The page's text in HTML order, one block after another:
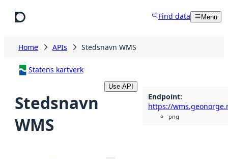
Find data Menu
Home APIs Stedsnavn WMS
Statens kartverk
Stedsnavn
WMS
Use API
Endpoint:
png